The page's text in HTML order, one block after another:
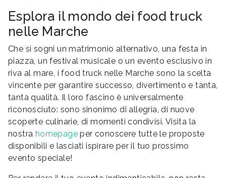
Esplora il mondo dei food truck
nelle Marche
Che si sogni un matrimonio alternativo, una festa in
piazza, un festival musicale o un evento esclusivo in
riva al mare, i food truck nelle Marche sono la scelta
vincente per garantire successo, divertimento e tanta,
tanta qualità. Il loro fascino è universalmente
riconosciuto: sono sinonimo di allegria, di nuove
scoperte culinarie, di momenti condivisi. Visita la
nostra homepage per conoscere tutte le proposte
disponibili e lasciati ispirare per il tuo prossimo
evento speciale!